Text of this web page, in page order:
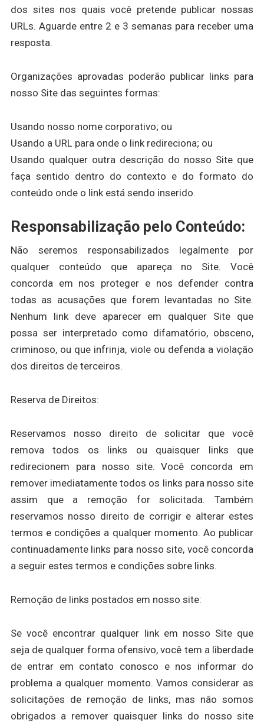
dos sites nos quais você pretende publicar nossas
URLs. Aguarde entre 2 e 3 semanas para receber uma
resposta.
Organizações aprovadas poderão publicar links para
nosso Site das seguintes formas:
Usando nosso nome corporativo; ou
Usando a URL para onde o link redireciona; ou
Usando qualquer outra descrição do nosso Site que
faça sentido dentro do contexto e do formato do
conteúdo onde o link está sendo inserido.
Responsabilização pelo Conteúdo:
Não seremos responsabilizados legalmente por
qualquer conteúdo que apareça no Site. Você
concorda em nos proteger e nos defender contra
todas as acusações que forem levantadas no Site.
Nenhum link deve aparecer em qualquer Site que
possa ser interpretado como difamatório, obsceno,
criminoso, ou que infrinja, viole ou defenda a violação
dos direitos de terceiros.
Reserva de Direitos:
Reservamos nosso direito de solicitar que você
remova todos os links ou quaisquer links que
redirecionem para nosso site. Você concorda em
remover imediatamente todos os links para nosso site
assim que a remoção for solicitada. Também
reservamos nosso direito de corrigir e alterar estes
termos e condições a qualquer momento. Ao publicar
continuadamente links para nosso site, você concorda
a seguir estes termos e condições sobre links.
Remoção de links postados em nosso site:
Se você encontrar qualquer link em nosso Site que
seja de qualquer forma ofensivo, você tem a liberdade
de entrar em contato conosco e nos informar do
problema a qualquer momento. Vamos considerar as
solicitações de remoção de links, mas não somos
obrigados a remover quaisquer links do nosso site